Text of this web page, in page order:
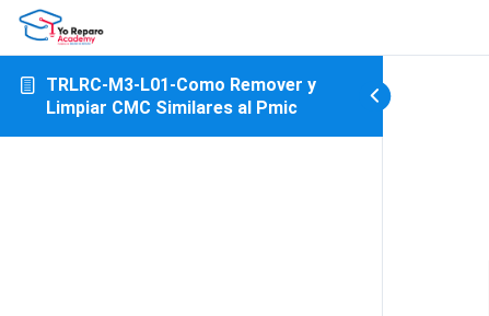
TRLRC-M3-L01-Como Remover y
Limpiar CMC Similares al Pmic